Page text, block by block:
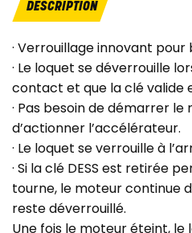
DESCRIPTION
· Verrouillage innovant pour
· Le loquet se déverrouille
contact et que la clé valide
· Pas besoin de démarrer le
d’actionner l’accélérateur.
· Le loquet se verrouille à
· Si la clé DESS est retirée
tourne, le moteur continue
reste déverrouillé.
Une fois le moteur éteint, le